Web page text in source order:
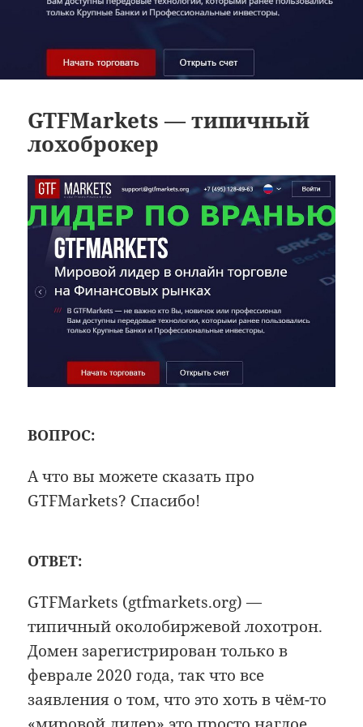
GTFMarkets — типичный
лохоброкер
ВОПРОС:
А что вы можете сказать про
GTFMarkets? Спасибо!
ОТВЕТ:
GTFMarkets (gtfmarkets.org) —
типичный околобиржевой лохотрон.
Домен зарегистрирован только в
феврале 2020 года, так что все
заявления о том, что это хоть в чём-то